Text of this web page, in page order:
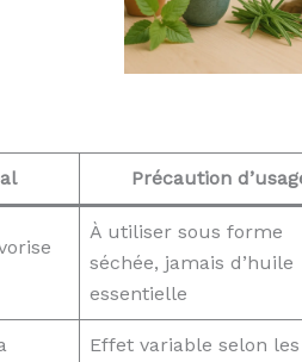
Précaution
À utiliser sous forme
séchée, jamais d’huile
essentielle
Effet variable selon les